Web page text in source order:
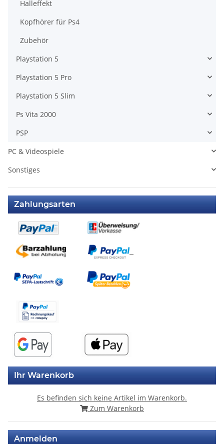
Halleffekt
Kopfhörer für Ps4
Zubehör
Playstation 5
Playstation 5 Pro
Playstation 5 Slim
Ps Vita 2000
PSP
PC & Videospiele
Sonstiges
Zahlungsarten
Ihr Warenkorb
Es befinden sich keine Artikel im Warenkorb.
Zum Warenkorb
Anmelden